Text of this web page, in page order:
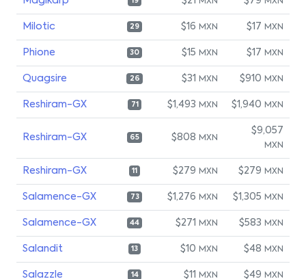
Milotic 29 $16 MXN $17 MXN
Phione 30 $15 MXN $17 MXN
Quagsire 26 $31 MXN $910 MXN
Reshiram-GX 71 $1,493 MXN $1,940 MXN
Reshiram-GX 65 $808 MXN
$9,057
MXN
Reshiram-GX 11 $279 MXN $279 MXN
Salamence-GX 73 $1,276 MXN $1,305 MXN
Salamence-GX 44 $271 MXN $583 MXN
Salandit 13 $10 MXN $48 MXN
Salazzle 14 $11 MXN $49 MXN